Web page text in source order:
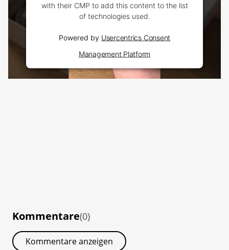
with their CMP to add this content to the list
of technologies used.
Powered by Usercentrics Consent
Management Platform
Kommentare(0)
Kommentare anzeigen